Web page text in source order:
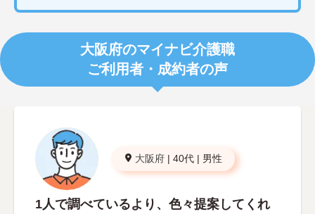
大阪府のマイナビ介護職
ご利用者・成約者の声
大阪府 | 40代 | 男性
1人で調べているより、色々提案してくれ